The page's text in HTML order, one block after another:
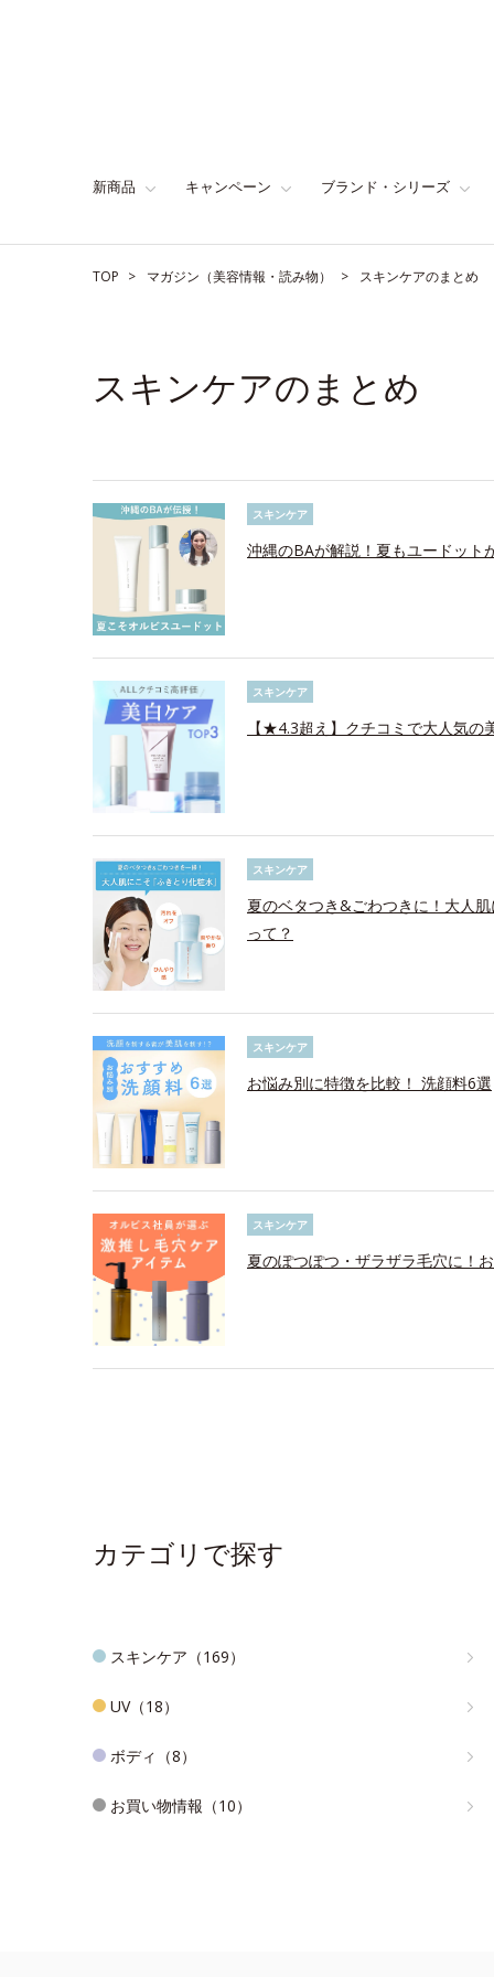
新商品 キャンペーン ブランド・シリーズ
TOP マガジン（美容情報・読み物） スキンケアのまとめ
スキンケアのまとめ
スキンケア
沖縄のBAが解説！夏もユードット
スキンケア
【★4.3超え】クチコミで大人気の
スキンケア
夏のベタつき&ごわつきに！大人
って？
スキンケア
お悩み別に特徴を比較！ 洗顔料6選
スキンケア
夏のぽつぽつ・ザラザラ毛穴に！
カテゴリで探す
スキンケア（169）
UV（18）
ボディ（8）
お買い物情報（10）